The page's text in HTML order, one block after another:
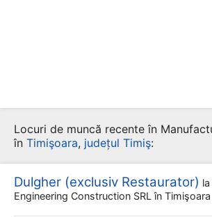
Locuri de muncă recente în
în Timişoara, județul Timiş:
Dulgher (exclusiv Restaurator) la
Engineering Construction SRL în Timişoara